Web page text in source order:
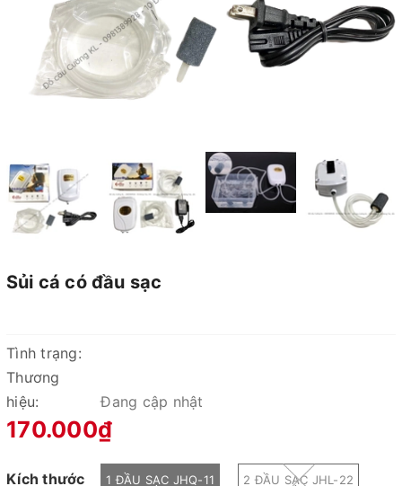
Sủi cá có đầu sạc
Tình trạng:
Thương
hiệu:
Đang cập nhật
170.000₫
Kích thước 1 ĐẦU SẠC JHQ-11 2 ĐẦU SẠC JHL-22